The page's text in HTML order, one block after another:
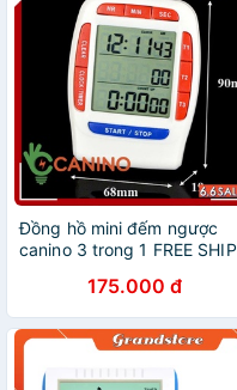
Đồng hồ mini đếm ngược
canino 3 trong 1 FREE SHIP
175.000 đ